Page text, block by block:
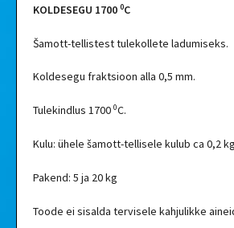
KOLDESEGU 1700 0C
Šamott-tellistest tulekollete ladumiseks.
Koldesegu fraktsioon alla 0,5 mm.
Tulekindlus 1700 0C.
Kulu: ühele šamott-tellisele kulub ca 0,2
Pakend: 5 ja 20 kg
Toode ei sisalda tervisele kahjulikke